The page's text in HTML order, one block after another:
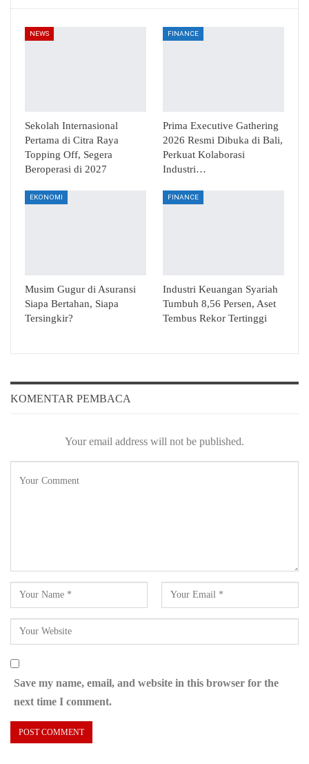
NEWS
Sekolah Internasional
Pertama di Citra Raya
Topping Off, Segera
Beroperasi di 2027
FINANCE
Prima Executive Gathering
2026 Resmi Dibuka di Bali,
Perkuat Kolaborasi
Industri…
EKONOMI
Musim Gugur di Asuransi
Siapa Bertahan, Siapa
Tersingkir?
FINANCE
Industri Keuangan Syariah
Tumbuh 8,56 Persen, Aset
Tembus Rekor Tertinggi
KOMENTAR PEMBACA
Your email address will not be published.
Save my name, email, and website in this browser for the
next time I comment.